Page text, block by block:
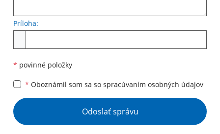
Príloha:
* povinné položky
* Oboznámil som sa so spracúvaním osobných údajov
Google reCaptcha Response
Odoslať správu